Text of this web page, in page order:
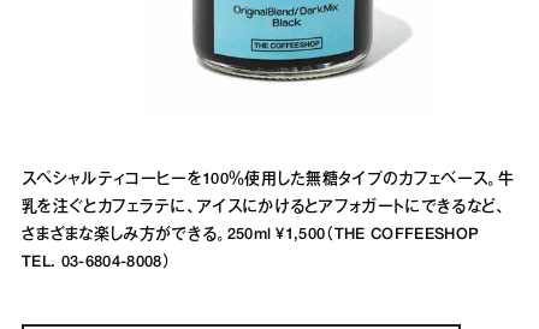
スペシャルティコーヒーを100％使用した無糖タイプのカフェベース。牛
乳を注ぐとカフェラテに、アイスにかけるとアフォガートにできるなど、
さまざまな楽しみ方ができる。250ml ¥1,500（THE COFFEESHOP
TEL. 03-6804-8008）